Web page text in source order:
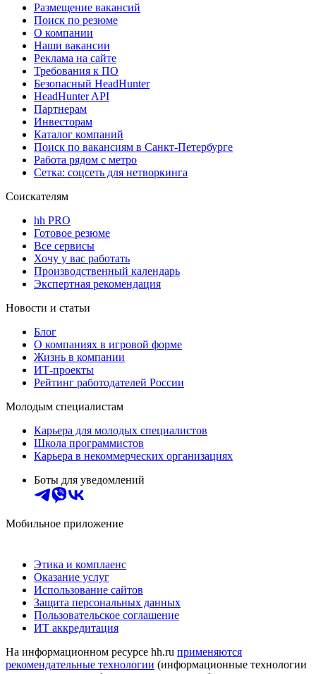
Размещение вакансий
Поиск по резюме
О компании
Наши вакансии
Реклама на сайте
Требования к ПО
Безопасный HeadHunter
HeadHunter API
Партнерам
Инвесторам
Каталог компаний
Поиск по вакансиям в Санкт-Петербурге
Работа рядом с метро
Сетка: соцсеть для нетворкинга
Соискателям
hh PRO
Готовое резюме
Все сервисы
Хочу у вас работать
Производственный календарь
Экспертная рекомендация
Новости и статьи
Блог
О компаниях в игровой форме
Жизнь в компании
ИТ-проекты
Рейтинг работодателей России
Молодым специалистам
Карьера для молодых специалистов
Школа программистов
Карьера в некоммерческих организациях
Боты для уведомлений
Мобильное приложение
Этика и комплаенс
Оказание услуг
Использование сайтов
Защита персональных данных
Пользовательское соглашение
ИТ аккредитация
На информационном ресурсе hh.ru применяются
рекомендательные технологии (информационные технологии